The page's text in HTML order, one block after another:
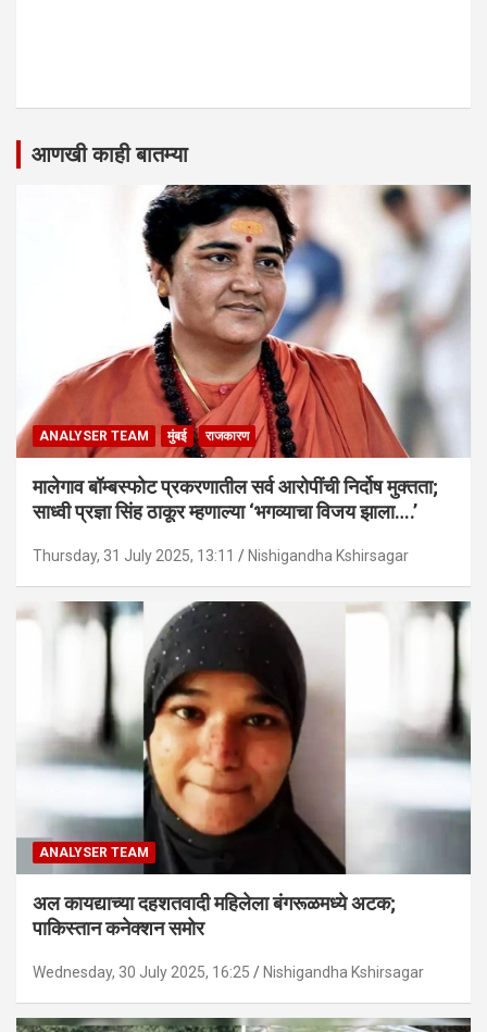
आणखी काही बातम्या
ANALYSER TEAM मुंबई राजकारण
मालेगाव बॉम्बस्फोट प्रकरणातील सर्व आरोपींची निर्दोष मुक्तता;
साध्वी प्रज्ञा सिंह ठाकूर म्हणाल्या ‘भगव्याचा विजय झाला….’
Thursday, 31 July 2025, 13:11 Nishigandha Kshirsagar
ANALYSER TEAM
अल कायद्याच्या दहशतवादी महिलेला बंगरूळमध्ये अटक;
पाकिस्तान कनेक्शन समोर
Wednesday, 30 July 2025, 16:25 Nishigandha Kshirsagar